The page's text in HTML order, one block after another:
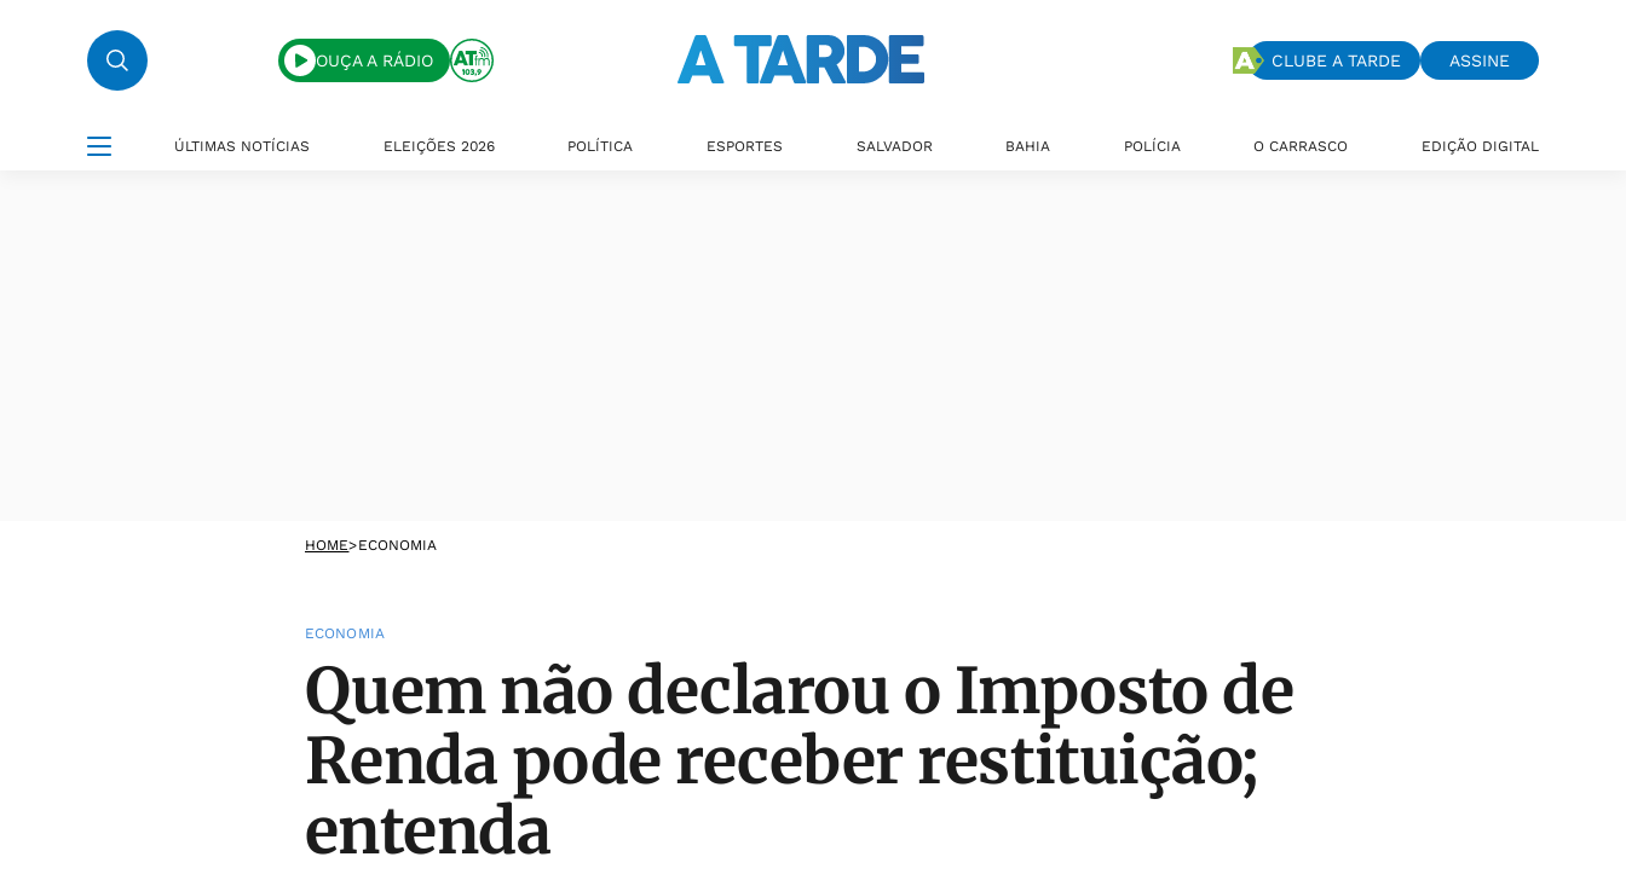
OUÇA A RÁDIO CLUBE A TARDE ASSINE
ÚLTIMAS NOTÍCIAS ELEIÇÕES 2026 POLÍTICA ESPORTES SALVADOR BAHIA POLÍCIA O CARRASCO EDIÇÃO DIGITAL
HOME>ECONOMIA
ECONOMIA
Quem não declarou o Imposto de
Renda pode receber restituição;
entenda